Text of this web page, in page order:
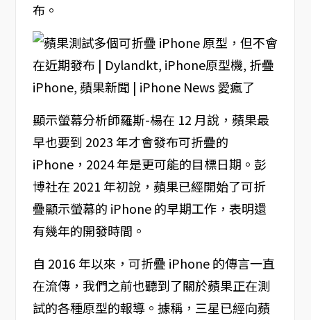
布。
顯示螢幕分析師羅斯-楊在 12 月說，蘋果最
早也要到 2023 年才會發布可折疊的
iPhone，2024 年是更可能的目標日期。彭
博社在 2021 年初說，蘋果已經開始了可折
疊顯示螢幕的 iPhone 的早期工作，表明還
有幾年的開發時間。
自 2016 年以來，可折疊 iPhone 的傳言一直
在流傳，我們之前也聽到了關於蘋果正在測
試的各種原型的報導。據稱，三星已經向蘋